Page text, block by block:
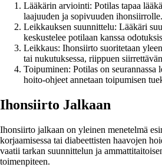
Lääkärin arviointi: Potilas tapaa
laajuuden ja sopivuuden ihonsiirrolle.
Leikkauksen suunnittelu: Lääkäri
keskustelee potilaan kanssa
Leikkaus: Ihonsiirto suoritetaan
tai nukutuksessa, riippuen
Toipuminen: Potilas on seurannassa
hoito-ohjeet annetaan toipumisen
Ihonsiirto Jalkaan
Ihonsiirto jalkaan on yleinen menetelmä
korjaamisessa tai diabeettisten haavojen
vaatii tarkan suunnittelun ja
toimenpiteen.